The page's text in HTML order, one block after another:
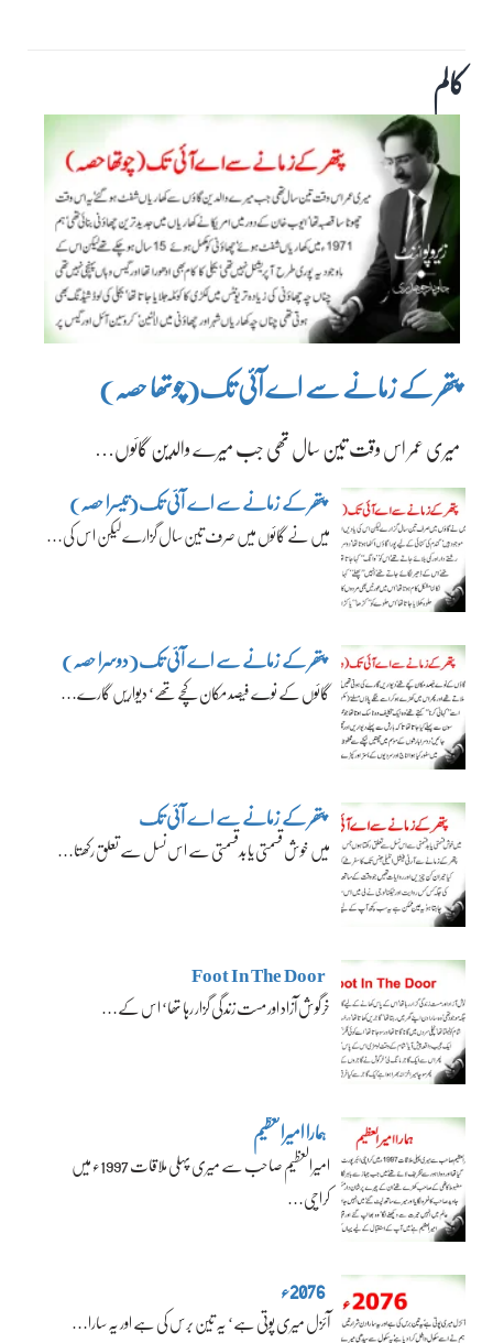
کالم
پتھر کے زمانے سے اے آئی تک(چوتھا حصہ)
میری عمر اس وقت تین سال تھی جب میرے والدین گائوں…
پتھر کے زمانے سے اے آئی تک(تیسرا حصہ)
میں نے گائوں میں صرف تین سال گزارے لیکن اس کی…
پتھر کے زمانے سے اے آئی تک(دوسرا حصہ)
گائوں کے نوے فیصد مکان کچے تھے‘ دیواریں گارے…
پتھر کے زمانے سے اے آئی تک
میں خوش قسمتی یا بدقسمتی سے اس نسل سے تعلق رکھتا…
Foot In The Door
خرگوش آزاد اور مست زندگی گزار رہا تھا‘ اس کے…
ہمارا امیرالعظیم
امیرالعظیم صاحب سے میری پہلی ملاقات 1997ء میں
کراچی…
2076ء
آئزل میری پوتی ہے‘ یہ تین برس کی ہے اور یہ سارا…